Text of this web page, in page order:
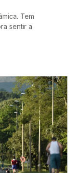
Tem
sentir a